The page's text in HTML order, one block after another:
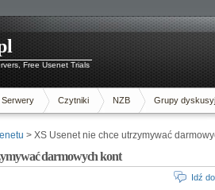
Free Usenet Trials
Serwery Czytniki NZB Grupy
> XS Usenet nie chce utrzymywać
darmowych kont
Idź